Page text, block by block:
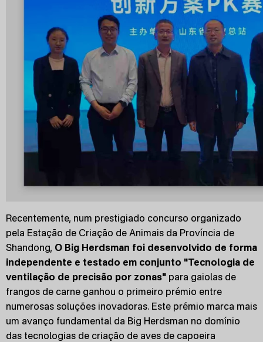
Recentemente, num prestigiado concurso organizado
pela Estação de Criação de Animais da Província de
Shandong, O Big Herdsman foi desenvolvido de forma
independente e testado em conjunto "Tecnologia de
ventilação de precisão por zonas" para gaiolas de
frangos de carne ganhou o primeiro prémio entre
numerosas soluções inovadoras. Este prémio marca mais
um avanço fundamental da Big Herdsman no domínio
das tecnologias de criação de aves de capoeira